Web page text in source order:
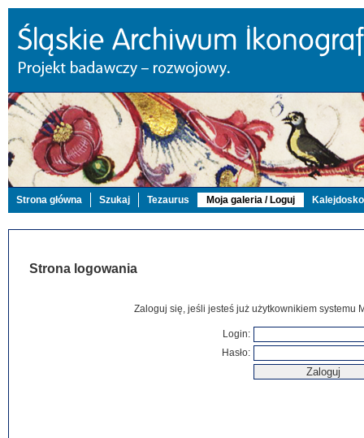
Strona główna Szukaj Tezaurus Moja galeria / Loguj
Strona logowania
Zaloguj się, jeśli jesteś już użytkownikiem systemu
Login:
Hasło: